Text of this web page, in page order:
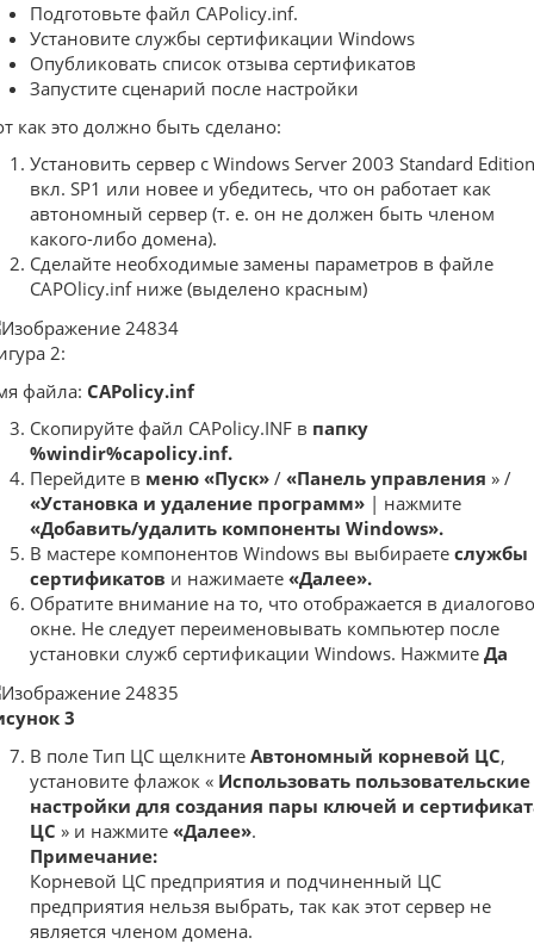
Подготовьте файл CAPolicy.inf.
Установите службы сертификации Windows
Опубликовать список отзыва сертификатов
Запустите сценарий после настройки
как это должно быть сделано:
Установить сервер с Windows Server 2003 Standard Edition
вкл. SP1 или новее и убедитесь, что он работает как
автономный сервер (т. е. он не должен быть членом
какого-либо домена).
Сделайте необходимые замены параметров в файле
CAPOlicy.inf ниже (выделено красным)
2:
файла: CAPolicy.inf
Скопируйте файл CAPolicy.INF в папку
%windir%capolicy.inf.
Перейдите в меню «Пуск» / «Панель управления » /
«Установка и удаление программ» | нажмите
«Добавить/удалить компоненты Windows».
В мастере компонентов Windows вы выбираете службы
сертификатов и нажимаете «Далее».
Обратите внимание на то, что отображается в
окне. Не следует переименовывать компьютер после
установки служб сертификации Windows. Нажмите Да
3
В поле Тип ЦС щелкните Автономный корневой ЦС,
установите флажок « Использовать пользовательские
настройки для создания пары ключей и
ЦС » и нажмите «Далее».
Примечание:
Корневой ЦС предприятия и подчиненный ЦС
предприятия нельзя выбрать, так как этот сервер не
является членом домена.